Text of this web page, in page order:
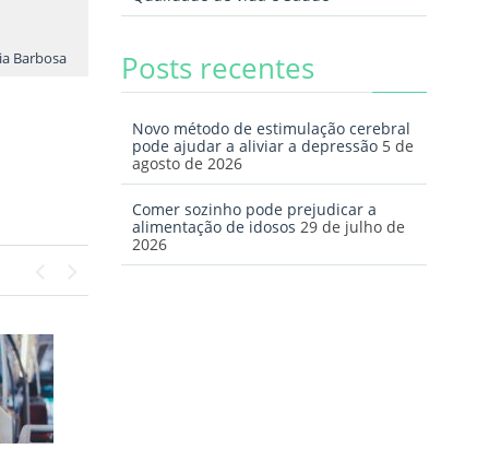
Barbosa Posts recentes
Novo método de estimulação cerebral
pode ajudar a aliviar a depressão 5 de
agosto de 2026
Comer sozinho pode prejudicar a
alimentação de idosos 29 de julho de
2026